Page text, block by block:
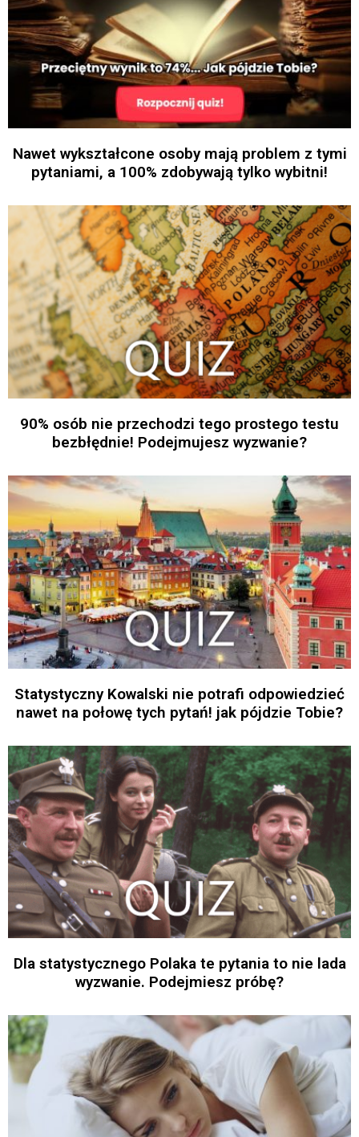
Nawet wykształcone osoby mają problem z tymi
pytaniami, a 100% zdobywają tylko wybitni!
90% osób nie przechodzi tego prostego testu
bezbłędnie! Podejmujesz wyzwanie?
Statystyczny Kowalski nie potrafi odpowiedzieć
nawet na połowę tych pytań! jak pójdzie Tobie?
Dla statystycznego Polaka te pytania to nie lada
wyzwanie. Podejmiesz próbę?